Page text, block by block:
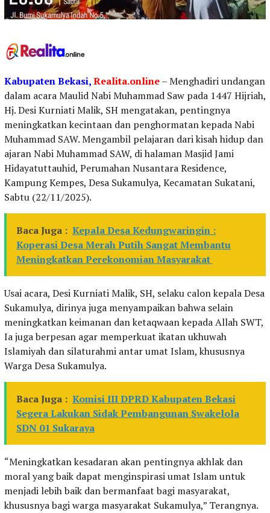
KabupatenBekasi,Realita.online– Menghadiri undangan
dalam acara Maulid Nabi Muhammad Saw pada 1447 Hijriah,
Hj. Desi Kurniati Malik, SH mengatakan, pentingnya
meningkatkan kecintaan dan penghormatan kepada Nabi
Muhammad SAW. Mengambil pelajaran dari kisah hidup dan
ajaran Nabi Muhammad SAW, di halaman Masjid Jami
Hidayatuttauhid, Perumahan Nusantara Residence,
Kampung Kempes, Desa Sukamulya, Kecamatan Sukatani,
Sabtu (22/11/2025).
Baca Juga : Kepala Desa Kedungwaringin :
Koperasi Desa Merah Putih Sangat Membantu
Meningkatkan Perekonomian Masyarakat
Usai acara, Desi Kurniati Malik, SH, selaku calon kepala Desa
Sukamulya, dirinya juga menyampaikan bahwa selain
meningkatkan keimanan dan ketaqwaan kepada Allah SWT,
Ia juga berpesan agar memperkuat ikatan ukhuwah
Islamiyah dan silaturahmi antar umat Islam, khususnya
Warga Desa Sukamulya.
Baca Juga : Komisi III DPRD Kabupaten Bekasi
Segera Lakukan Sidak Pembangunan Swakelola
SDN 01 Sukaraya
“Meningkatkan kesadaran akan pentingnya akhlak dan
moral yang baik dapat menginspirasi umat Islam untuk
menjadi lebih baik dan bermanfaat bagi masyarakat,
khususnya bagi warga masyarakat Sukamulya,” Terangnya.